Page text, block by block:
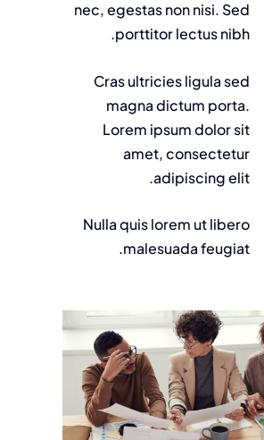
nec, egestas non nisi. Sed
porttitor lectus nibh.
Cras ultricies ligula sed
magna dictum porta.
Lorem ipsum dolor sit
amet, consectetur
adipiscing elit.
Nulla quis lorem ut libero
malesuada feugiat.